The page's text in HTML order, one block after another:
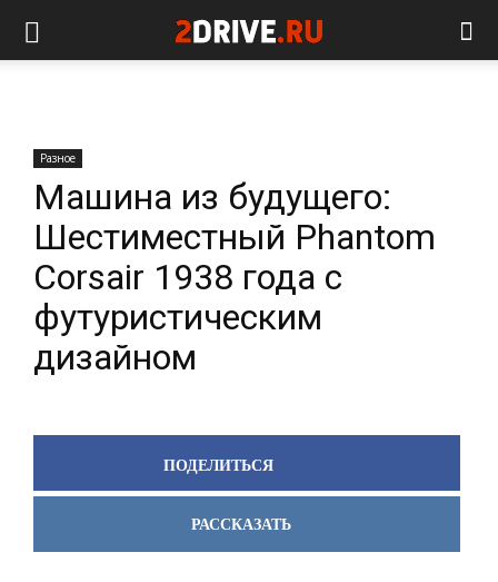
Разное
Машина из будущего:
Шестиместный Phantom
Corsair 1938 года с
футуристическим
дизайном
ПОДЕЛИТЬСЯ
РАССКАЗАТЬ